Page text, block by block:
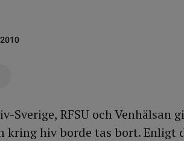
Sverige, RFSU och Venhälsan
hiv borde tas bort. Enligt